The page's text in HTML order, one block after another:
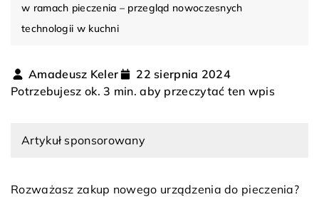
w ramach pieczenia – przegląd nowoczesnych
technologii w kuchni
Amadeusz Keler
22 sierpnia 2024
Potrzebujesz ok. 3 min. aby przeczytać ten wpis
Artykuł sponsorowany
Rozważasz zakup nowego urządzenia do pieczenia?